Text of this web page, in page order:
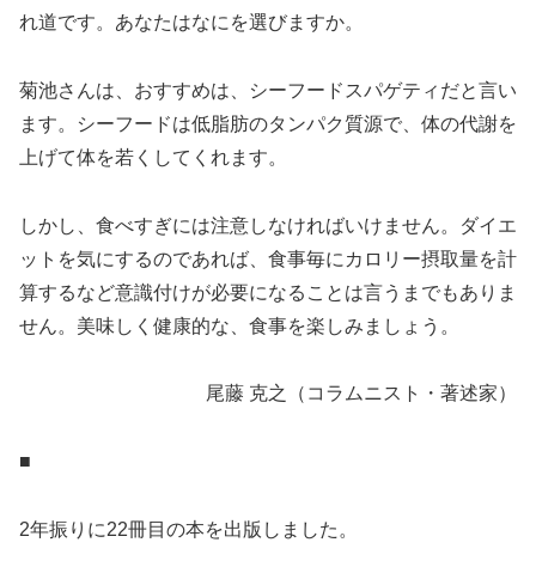
れ道です。あなたはなにを選びますか。
菊池さんは、おすすめは、シーフードスパゲティだと言い
ます。シーフードは低脂肪のタンパク質源で、体の代謝を
上げて体を若くしてくれます。
しかし、食べすぎには注意しなければいけません。ダイエ
ットを気にするのであれば、食事毎にカロリー摂取量を計
算するなど意識付けが必要になることは言うまでもありま
せん。美味しく健康的な、食事を楽しみましょう。
尾藤 克之（コラムニスト・著述家）
■
2年振りに22冊目の本を出版しました。